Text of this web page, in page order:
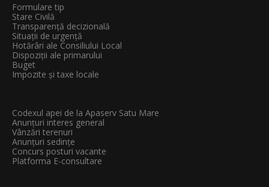
Formulare tip
Stare Civilă
Transparenţă decizională
Situații de urgență
Hotărâri ale Consiliului Local
Dispoziții ale primarului
Buget
Impozite și taxe locale
Codexul apei de la Apaserv Satu Mare
Anunțuri interes general
Vânzări terenuri
Anunțuri sedințe
Concurs posturi vacante
Platforma E-consultare